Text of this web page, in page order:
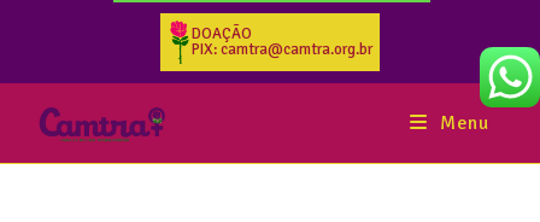
DOAÇÃO
PIX: camtra@camtra.org.br
Menu